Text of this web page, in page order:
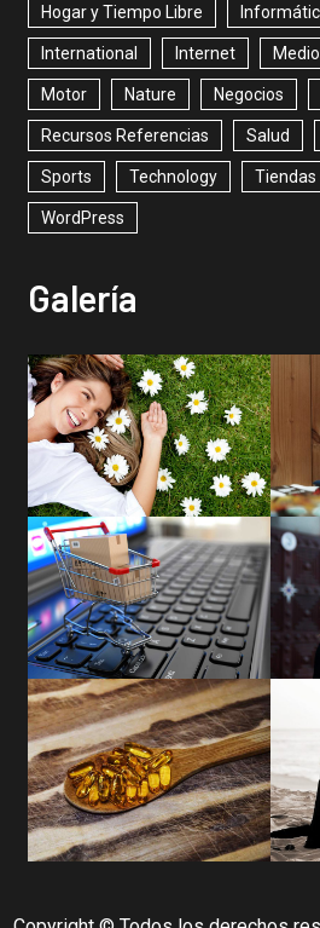
Hogar y Tiempo Libre
International Internet
Motor Nature Negocios
Recursos Referencias Salud
Sports Technology Tiendas
WordPress
Galería